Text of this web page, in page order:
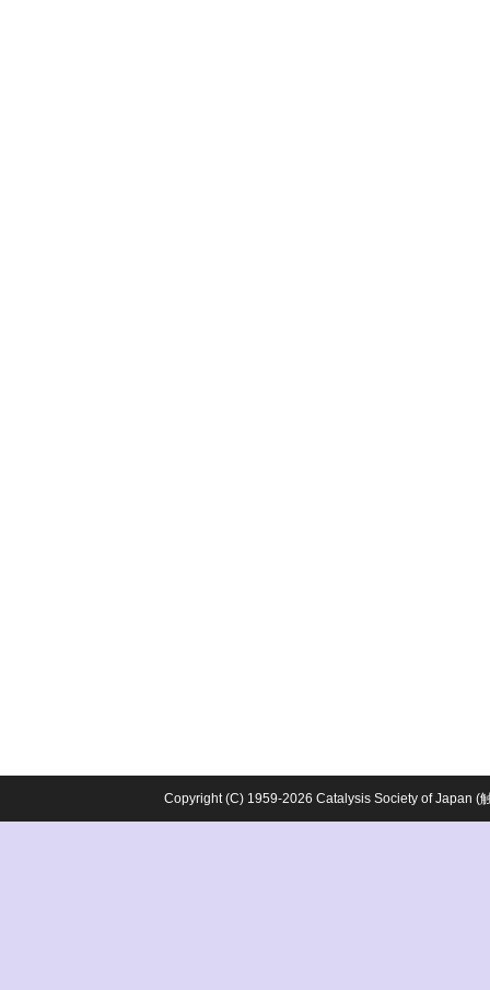
Copyright (C) 1959-2026 Catalysis Society of Japan (